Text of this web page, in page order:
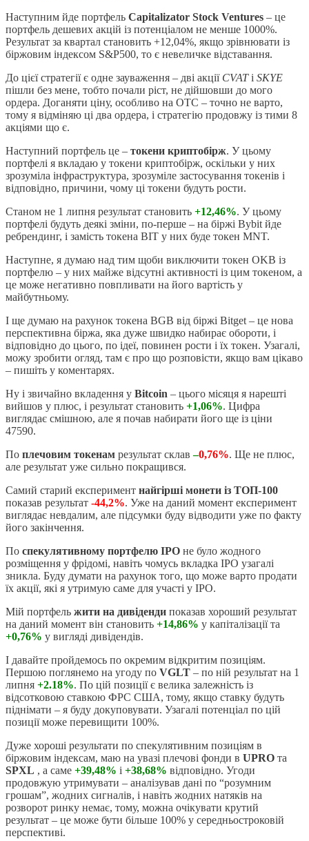
Наступним йде портфель Capitalizator Stock Ventures – це
портфель дешевих акцій із потенціалом не менше 1000%.
Результат за квартал становить +12,04%, якщо зрівнювати із
біржовим індексом S&P500, то є невеличке відставання.
До цієї стратегії є одне зауваження – дві акції CVATі SKYE
пішли без мене, тобто почали ріст, не дійшовши до мого
ордера. Доганяти ціну, особливо на ОТС – точно не варто,
тому я відміняю ці два ордера, і стратегію продовжу із тими 8
акціями що є.
Наступний портфель це – токени криптобірж. У цьому
портфелі я вкладаю у токени криптобірж, оскільки у них
зрозуміла інфраструктура, зрозуміле застосування токенів і
відповідно, причини, чому ці токени будуть рости.
Станом не 1 липня результат становить +12,46%. У цьому
портфелі будуть деякі зміни, по-перше – на біржі Bybit йде
ребрендинг, і замість токена BIT у них буде токен MNT.
Наступне, я думаю над тим щоби виключити токен OKB із
портфелю – у них майже відсутні активності із цим токеном, а
це може негативно повпливати на його вартість у
майбутньому.
І ще думаю на рахунок токена BGB від біржі Bitget – це нова
перспективна біржа, яка дуже швидко набирає обороти, і
відповідно до цього, по ідеї, повинен рости і їх токен. Узагалі,
можу зробити огляд, там є про що розповісти, якщо вам цікаво
– пишіть у коментарях.
Ну і звичайно вкладення у Bitcoin – цього місяця я нарешті
вийшов у плюс, і результат становить +1,06%. Цифра
виглядає смішною, але я почав набирати його ще із ціни
47590.
По плечовим токенам результат склав–0,76%. Ще не плюс,
але результат уже сильно покращився.
Самий старий експеримент найгірші монети із ТОП-100
показав результат -44,2%. Уже на даний момент експеримент
виглядає невдалим, але підсумки буду відводити уже по факту
його закінчення.
По спекулятивному портфелю ІРО не було жодного
розміщення у фрідомі, навіть чомусь вкладка IPO узагалі
зникла. Буду думати на рахунок того, що може варто продати
їх акції, які я утримую саме для участі у IPO.
Мій портфель жити на дивіденди показав хороший результат
на даний момент він становить +14,86% у капіталізації та
+0,76% у вигляді дивідендів.
І давайте пройдемось по окремим відкритим позиціям.
Першою поглянемо на угоду по VGLT – по ній результат на 1
липня +2.18%. По цій позиції є велика залежність із
відсотковою ставкою ФРС США, тому, якщо ставку будуть
піднімати – я буду докуповувати. Узагалі потенціал по цій
позиції може перевищити 100%.
Дуже хороші результати по спекулятивним позиціям в
біржовим індексам, маю на увазі плечові фонди в UPRO та
SPXL , а саме +39,48% і +38,68% відповідно. Угоди
продовжую утримувати – аналізував дані по “розумним
грошам”, жодних сигналів, і навіть жодних натяків на
розворот ринку немає, тому, можна очікувати крутий
результат – це може бути більше 100% у середньостроковій
перспективі.